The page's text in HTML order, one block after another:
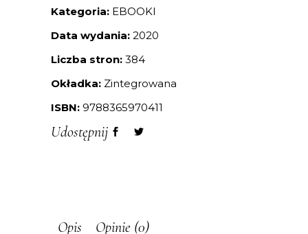
Kategoria: EBOOKI
Data wydania: 2020
Liczba stron: 384
Okładka: Zintegrowana
ISBN: 9788365970411
Udostępnij
Opis Opinie (0)